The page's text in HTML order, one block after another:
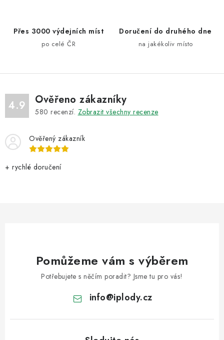
y
ý
s
u
Přes 3000 výdejních míst
po celé ČR
Doručení do druhého dne
na jakékoliv místo
4.9 Ověřeno zákazníky
580 recenzí. Zobrazit všechny recenze
Ověřený zákazník
+ rychlé doručení
Pomůžeme vám s výběrem
Potřebujete s něčím poradit? Jsme tu pro vás!
info@iplody.cz